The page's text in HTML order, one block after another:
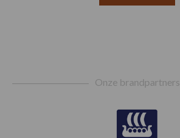
Onze brandpartners